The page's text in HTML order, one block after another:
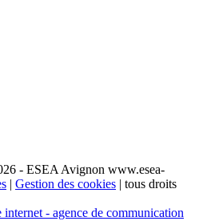
- ESEA Avignon www.esea-
| Gestion des cookies | tous droits
- agence de communication